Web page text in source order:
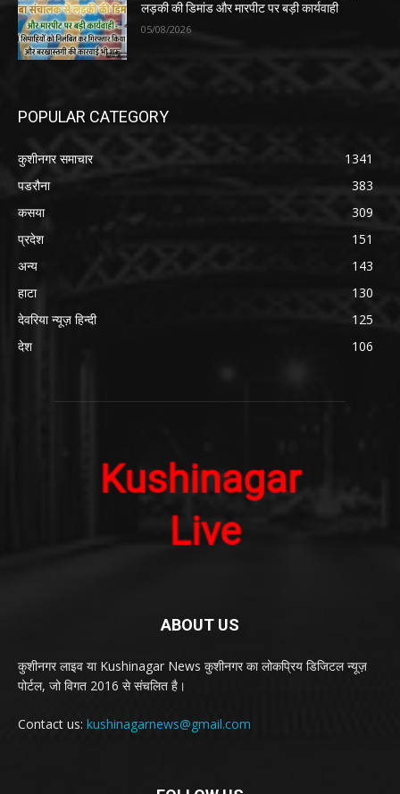
लड़की की डिमांड और मारपीट पर बड़ी कार्यवाही
05/08/2026
POPULAR CATEGORY
कुशीनगर समाचार
1341
पडरौना
383
कसया
309
प्रदेश
151
अन्य
143
हाटा
130
देवरिया न्यूज़ हिन्दी
125
देश
106
ABOUT US
कुशीनगर लाइव या Kushinagar News कुशीनगर का लोकप्रिय डिजिटल न्यूज़
पोर्टल, जो विगत 2016 से संचलित है।
Contact us: kushinagarnews@gmail.com